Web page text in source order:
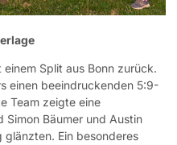
Split aus Bonn zurück.
einen beeindruckenden 5:9-
Team zeigte eine
Simon Bäumer und Austin
Ein besonderes